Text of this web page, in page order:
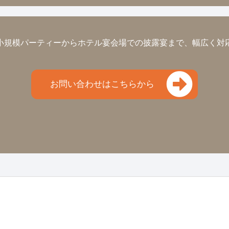
規模パーティーからホテル宴会場での披露宴まで、 幅広く対
お問い合わせはこちらから